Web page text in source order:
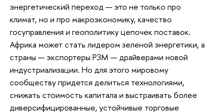
энергетический переход — это не только про
климат, но и про макроэкономику, качество
госуправления и геополитику цепочек поставок.
Африка может стать лидером зеленой энергетики, а
страны — экспортеры РЗМ — драйверами новой
индустриализации. Но для этого мировому
сообществу придется делиться технологиями,
снижать стоимость капитала и выстраивать более
диверсифицированные, устойчивые торговые